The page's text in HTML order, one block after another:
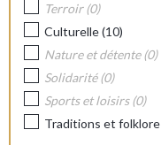
Terroir(0)
Culturelle(10)
Nature et détente(0)
Solidarité(0)
Sports et loisirs(0)
Traditions et folklore